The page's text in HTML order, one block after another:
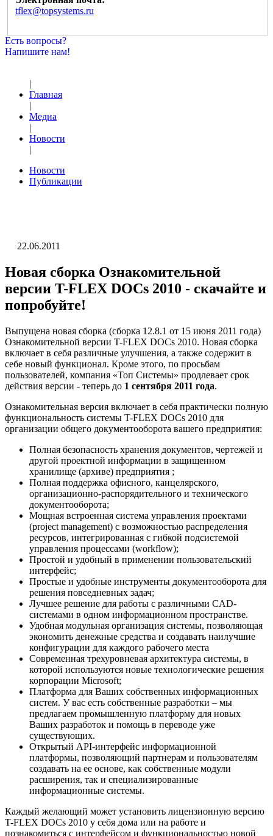
tflex@topsystems.ru
Есть вопросы?
Напишите нам!
|
Главная
|
Медиа
|
Новости
|
Новости
Публикации
22.06.2011
Новая сборка Ознакомительной
версии T-FLEX DOCs 2010 - скачайте и
попробуйте!
Выпущена новая сборка (сборка 12.8.1 от 15 июня 2011 года)
Ознакомительной версии T-FLEX DOCs 2010. Новая сборка
включает в себя различные улучшения, а также содержит в
себе новый функционал. Кроме этого, по просьбам
пользователей, компания «Топ Системы» продлевает срок
действия версии - теперь до 1 сентября 2011 года.
Ознакомительная версия включает в себя практически полную
функциональность системы T-FLEX DOCs 2010 для
организации общего документооборота вашего предприятия:
Полная безопасность хранения документов, чертежей и
другой проектной информации в защищенном
хранилище (архиве) предприятия ;
Полная поддержка офисного, канцелярского,
организационно-распорядительного и технического
документооборота;
Мощная встроенная система управления проектами
(project management) с возможностью распределения
ресурсов, интегрированная с гибкой подсистемой
управления процессами (workflow);
Простой и удобный в применении пользовательский
интерфейс;
Простые и удобные инструменты документооборота для
решения повседневных задач;
Лучшее решение для работы с различными CAD-
системами в одном информационном пространстве.
Удобная модульная организация системы, позволяющая
экономить денежные средства и создавать наилучшие
конфигурации для каждого рабочего места
Современная трехуровневая архитектура системы, в
которой используются новые технологические решения
корпорации Microsoft;
Платформа для Ваших собственных информационных
систем. У вас есть собственные разработки – мы
предлагаем промышленную платформу для новых
Ваших разработок и помощь в переводе уже
существующих.
Открытый API-интерфейс информационной
платформы, позволяющий партнерам и пользователям
создавать на ее основе, как собственные модули
расширения, так и специализированные
информационные системы.
Каждый желающий может установить лицензионную версию
T-FLEX DOCs 2010 у себя дома или на работе и
познакомиться с интерфейсом и функциональностью новой